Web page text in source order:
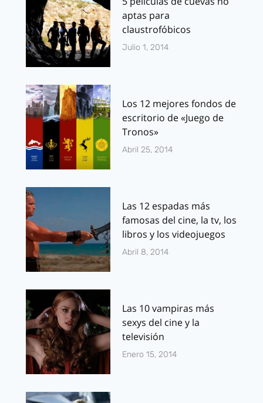
aptas para
claustrofóbicos
Julio 1, 2014
Los 12 mejores fondos de
escritorio de «Juego de
Tronos»
Abril 25, 2014
Las 12 espadas más
famosas del cine, la tv, los
libros y los videojuegos
Abril 8, 2014
Las 10 vampiras más
sexys del cine y la
televisión
Enero 15, 2014